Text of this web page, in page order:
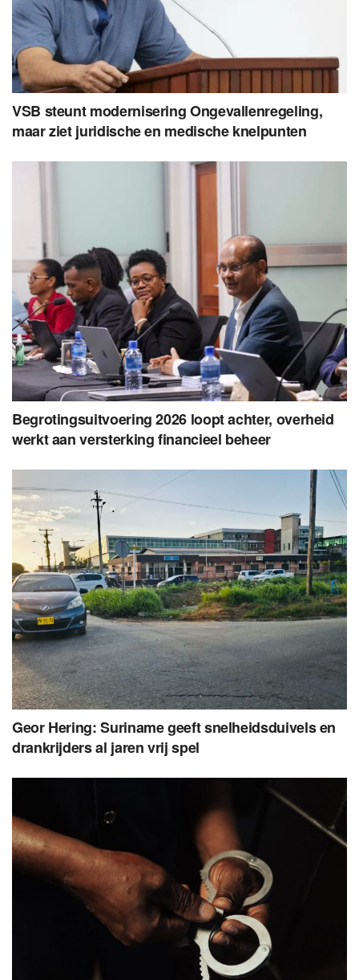
VSB steunt modernisering Ongevallenregeling,
maar ziet juridische en medische knelpunten
Begrotingsuitvoering 2026 loopt achter, overheid
werkt aan versterking financieel beheer
Geor Hering: Suriname geeft snelheidsduivels en
drankrijders al jaren vrij spel